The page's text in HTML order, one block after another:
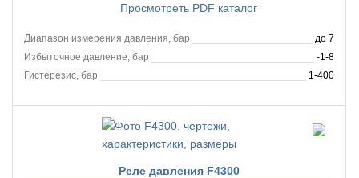
Просмотреть PDF каталог
Диапазон измерения давления, бар
до 7
Избыточное давление, бар
-1-8
Гистерезис, бар
1-400
Реле давления F4300